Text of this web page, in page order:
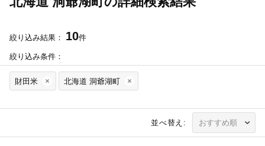
絞り込み結果： 10件
絞り込み条件：
財田米 北海道 洞爺湖町
並べ替え: